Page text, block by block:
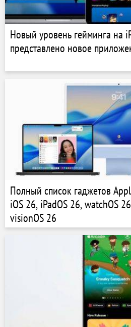
Новый уровень гейминга на
представлено новое
Полный список гаджетов
iOS 26, iPadOS 26, watchOS
visionOS 26